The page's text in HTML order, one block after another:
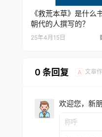
《救荒本草》是什么
朝代的人撰写的？
25年4月15日
0 条回复 A 文章
欢迎您，新